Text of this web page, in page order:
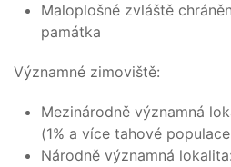
Maloplošné zvláště
památka
Významné zimoviště:
Mezinárodně významná
(1% a více tahové
Národně významná